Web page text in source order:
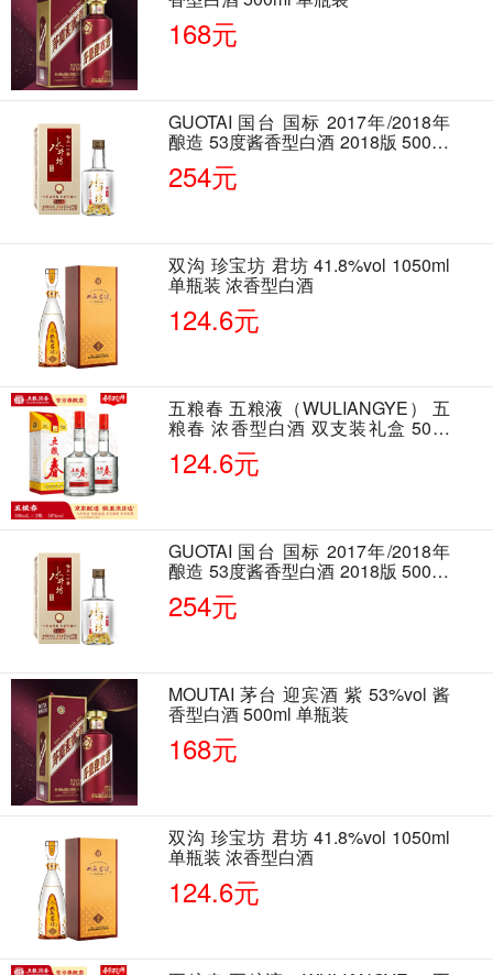
168元
GUOTAI 国台 国标 2017年/2018年
酿造 53度酱香型白酒 2018版 500ml
单瓶装
254元
双沟 珍宝坊 君坊 41.8%vol 1050ml
单瓶装 浓香型白酒
124.6元
五粮春 五粮液（WULIANGYE） 五
粮春 浓香型白酒 双支装礼盒 50度
500ml*2瓶 含酒具
124.6元
GUOTAI 国台 国标 2017年/2018年
酿造 53度酱香型白酒 2018版 500ml
单瓶装
254元
MOUTAI 茅台 迎宾酒 紫 53%vol 酱
香型白酒 500ml 单瓶装
168元
双沟 珍宝坊 君坊 41.8%vol 1050ml
单瓶装 浓香型白酒
124.6元